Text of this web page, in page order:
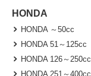
HONDA
HONDA ～50cc
HONDA 51～125cc
HONDA 126～250cc
HONDA 251～400cc